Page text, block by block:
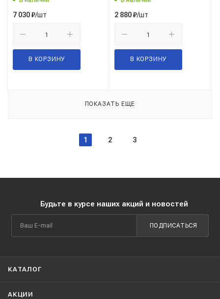
7 030₽/шт
В КОРЗИНУ
2 880₽/шт
В КОРЗИНУ
ПОКАЗАТЬ ЕЩЕ
1 2 3
Будьте в курсе наших акций и новостей
ПОДПИСАТЬСЯ
КАТАЛОГ
АКЦИИ